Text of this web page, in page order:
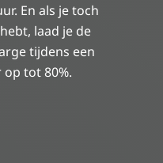
En als je toch
laad je de
tijdens een
tot 80%.